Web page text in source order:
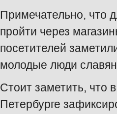
Примечательно, что
пройти через
посетителей
молодые люди
Стоит заметить, что
Петербурге